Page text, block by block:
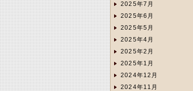
2025年7月
2025年6月
2025年5月
2025年4月
2025年2月
2025年1月
2024年12月
2024年11月